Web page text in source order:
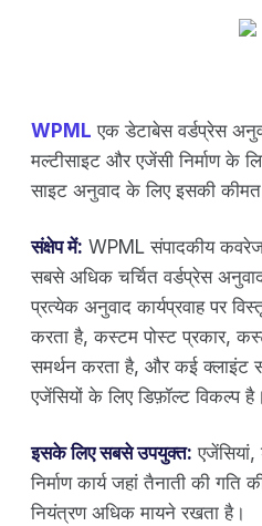
WPML एक डेटाबेस वर्डप्रेस
मल्टीसाइट और एजेंसी निर्माण के
साइट अनुवाद के लिए इसकी
संक्षेप में: WPML संपादकीय
सबसे अधिक चर्चित वर्डप्रेस
प्रत्येक अनुवाद कार्यप्रवाह पर
करता है, कस्टम पोस्ट प्रकार,
समर्थन करता है, और कई क्लाइंट
एजेंसियों के लिए डिफ़ॉल्ट विकल्प है।
इसके लिए सबसे उपयुक्त:
निर्माण कार्य जहां तैनाती की
नियंत्रण अधिक मायने रखता है।